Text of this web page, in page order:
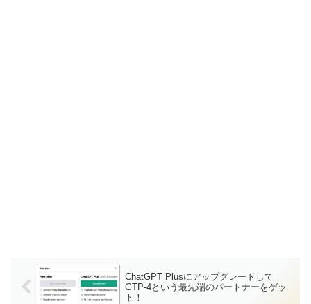
ChatGPT Plusにアップグレードして
GTP-4という最先端のパートナーをゲッ
ト！